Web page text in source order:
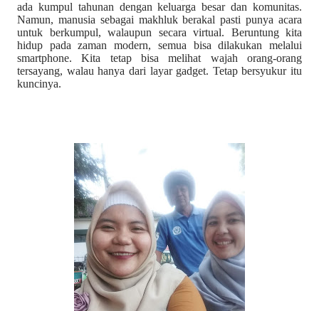
ada kumpul tahunan dengan keluarga besar dan komunitas.
Namun, manusia sebagai makhluk berakal pasti punya acara
untuk berkumpul, walaupun secara virtual. Beruntung kita
hidup pada zaman modern, semua bisa dilakukan melalui
smartphone. Kita tetap bisa melihat wajah orang-orang
tersayang, walau hanya dari layar gadget. Tetap bersyukur itu
kuncinya.